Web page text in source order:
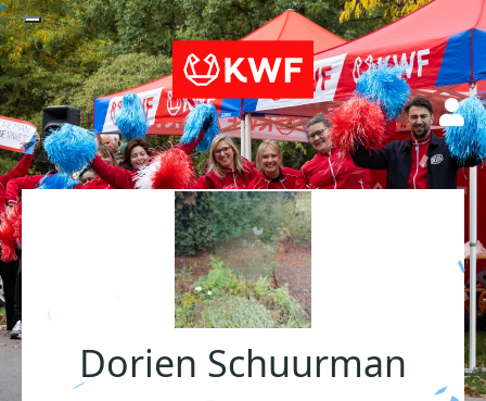
Dorien Schuurman